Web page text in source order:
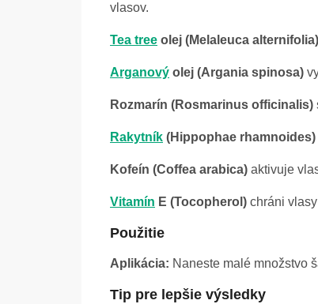
vlasov.
Tea tree olej (Melaleuca alternifolia)
Arganový olej (Argania spinosa)
Rozmarín (Rosmarinus officinalis)
Rakytník (Hippophae rhamnoides)
Kofeín (Coffea arabica) aktivuje
Vitamín E (Tocopherol) chráni
Použitie
Aplikácia: Naneste malé množstvo
Tip pre lepšie výsledky